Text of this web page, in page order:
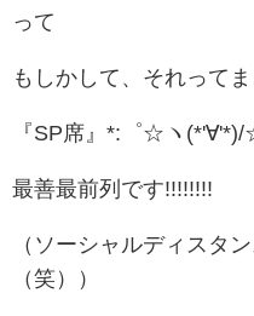
って
もしかして、それって
『SP席』 *:゜☆ヽ(*'∀'*)/
最善最前列です!!!!!!!!
（ソーシャルディスタ
（笑））